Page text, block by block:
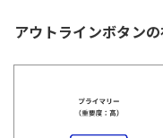
アウトラインボタン